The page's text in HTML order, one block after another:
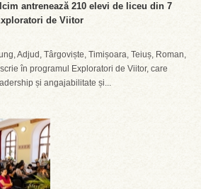
antrenează 210 elevi de liceu din 7
de Viitor
Adjud, Târgoviște, Timișoara, Teiuș, Roman,
în programul Exploratori de Viitor, care
și angajabilitate și...